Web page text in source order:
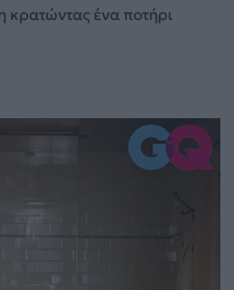
κρατώντας ένα ποτήρι